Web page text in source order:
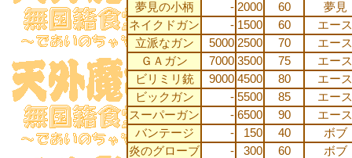
夢見の小柄
- 2000 60
夢見
ネイクドガン
- 1500 60
エース
立派なガン
5000 2500 70
エース
ＧＡガン
7000 3500 75
エース
ビリミリ銃
9000 4500 80
エース
ビックガン
- 5500 85
エース
スーパーガン
- 6500 90
エース
バンテージ
- 150 40
ボブ
炎のグローブ
- 300 60
ボブ